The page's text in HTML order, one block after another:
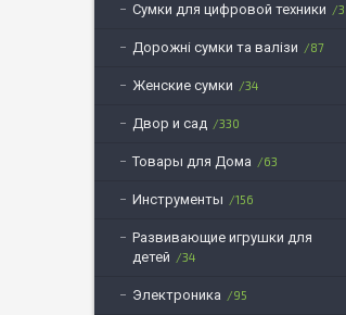
Сумки для цифровой техники 3
Дорожні сумки та валізи 87
Женские сумки 34
Двор и сад 330
Товары для Дома 63
Инструменты 156
Развивающие игрушки для
детей
34
Электроника 95